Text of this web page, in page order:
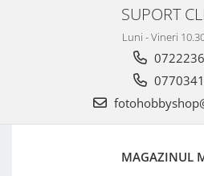
Aparate de colectie de tip Box-
Reviste, carti si software
Aparate foto SECOND HAND
Aparate foto Mirrorless (SH)
SUPORT
Luni - Vineri
MAGAZINUL